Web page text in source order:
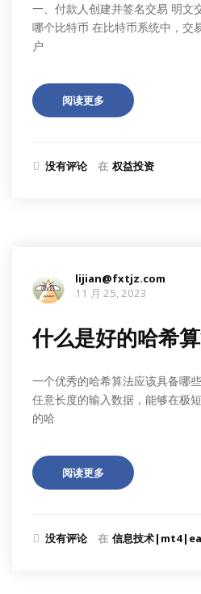
一、付款人创建并签名交易 明文
哪个比特币 在比特币系统中，交
户
阅读更多
没有评论 在 权益投资
lijian@fxtjz.com
11 月 25, 2023
什么是好的哈希
一个优秀的哈希算法应该具备哪
任意长度的输入数据，能够在极
的哈
阅读更多
没有评论 在 信息技术